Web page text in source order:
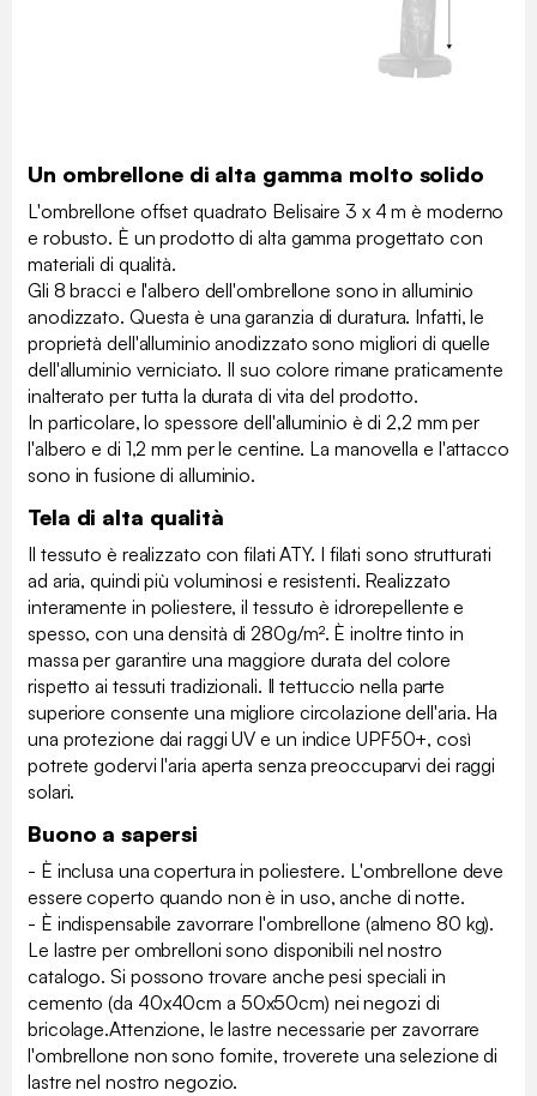
Un ombrellone di alta gamma molto solido
L'ombrellone offset quadrato Belisaire 3 x 4 m è moderno
e robusto. È un prodotto di alta gamma progettato con
materiali di qualità.
Gli 8 bracci e l'albero dell'ombrellone sono in alluminio
anodizzato. Questa è una garanzia di duratura. Infatti, le
proprietà dell'alluminio anodizzato sono migliori di quelle
dell'alluminio verniciato. Il suo colore rimane praticamente
inalterato per tutta la durata di vita del prodotto.
In particolare, lo spessore dell'alluminio è di 2,2 mm per
l'albero e di 1,2 mm per le centine. La manovella e l'attacco
sono in fusione di alluminio.
Tela di alta qualità
Il tessuto è realizzato con filati ATY. I filati sono strutturati
ad aria, quindi più voluminosi e resistenti. Realizzato
interamente in poliestere, il tessuto è idrorepellente e
spesso, con una densità di 280g/m². È inoltre tinto in
massa per garantire una maggiore durata del colore
rispetto ai tessuti tradizionali. Il tettuccio nella parte
superiore consente una migliore circolazione dell'aria. Ha
una protezione dai raggi UV e un indice UPF50+, così
potrete godervi l'aria aperta senza preoccuparvi dei raggi
solari.
Buono a sapersi
- È inclusa una copertura in poliestere. L'ombrellone deve
essere coperto quando non è in uso, anche di notte.
- È indispensabile zavorrare l'ombrellone (almeno 80 kg).
Le lastre per ombrelloni sono disponibili nel nostro
catalogo. Si possono trovare anche pesi speciali in
cemento (da 40x40cm a 50x50cm) nei negozi di
bricolage.Attenzione, le lastre necessarie per zavorrare
l'ombrellone non sono fornite, troverete una selezione di
lastre nel nostro negozio.